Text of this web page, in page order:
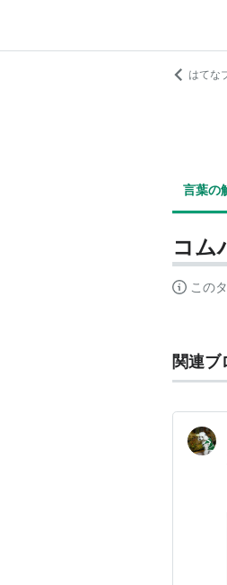
はてな
言葉の
コム
この
関連ブ